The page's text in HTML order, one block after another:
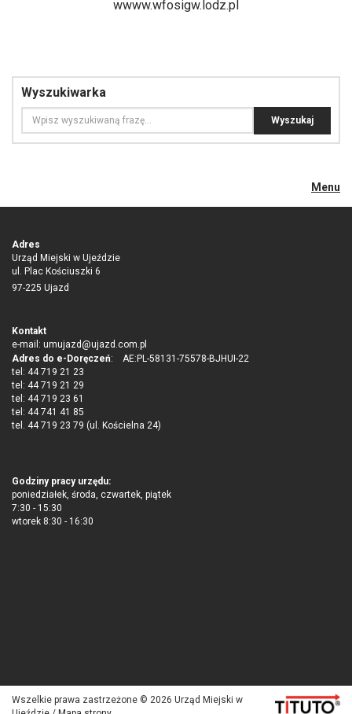
wwww.wfosigw.lodz.pl
Wyszukiwarka
Menu
Adres
Urząd Miejski w Ujeździe
ul. Plac Kościuszki 6
97-225 Ujazd
Kontakt
e-mail: umujazd@ujazd.com.pl
Adres do e-Doręczeń: AE:PL-58131-75578-BJHUI-22
tel: 44 719 21 23
tel: 44 719 21 29
tel: 44 719 23 61
tel: 44 741 41 85
tel. 44 719 23 79 (ul. Kościelna 24)
Godziny pracy urzędu:
poniedziałek, środa, czwartek, piątek
7:30 - 15:30
wtorek 8:30 - 16:30
Wszelkie prawa zastrzeżone © 2026 Urząd Miejski w